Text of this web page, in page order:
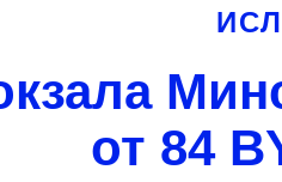
от 84